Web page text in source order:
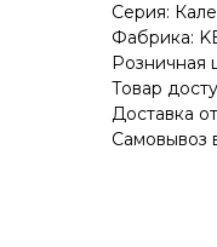
Серия:
Фабрика:
Розничная
Товар
Доставка
Самовывоз